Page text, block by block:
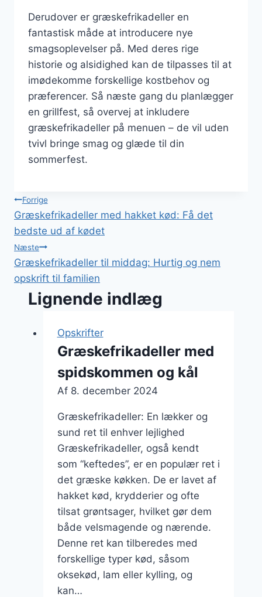
Derudover er græskefrikadeller en
fantastisk måde at introducere nye
smagsoplevelser på. Med deres rige
historie og alsidighed kan de tilpasses til at
imødekomme forskellige kostbehov og
præferencer. Så næste gang du planlægger
en grillfest, så overvej at inkludere
græskefrikadeller på menuen – de vil uden
tvivl bringe smag og glæde til din
sommerfest.
Indlægsnavigation
Forrige
Græskefrikadeller med hakket kød: Få det
bedste ud af kødet
Næste
Græskefrikadeller til middag: Hurtig og nem
opskrift til familien
Lignende indlæg
Opskrifter
Græskefrikadeller med
spidskommen og kål
Af 8. december 2024
Græskefrikadeller: En lækker og
sund ret til enhver lejlighed
Græskefrikadeller, også kendt
som “keftedes”, er en populær ret i
det græske køkken. De er lavet af
hakket kød, krydderier og ofte
tilsat grøntsager, hvilket gør dem
både velsmagende og nærende.
Denne ret kan tilberedes med
forskellige typer kød, såsom
oksekød, lam eller kylling, og
kan…